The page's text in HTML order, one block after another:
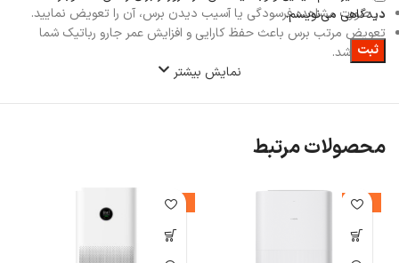
در صورت مشاهده فرسودگی یا آسیب دیدن برس، آن را تعویض نمایید.
تعویض مرتب برس باعث حفظ کارایی و افزایش عمر جارو رباتیک شما
خواهد شد.
نمایش بیشتر
دیدگاهی می‌نویسم.
محصولات مرتبط
-28%
-5%